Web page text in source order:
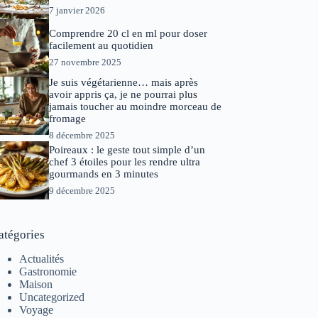
7 janvier 2026
Comprendre 20 cl en ml pour doser
facilement au quotidien
27 novembre 2025
Je suis végétarienne… mais après
avoir appris ça, je ne pourrai plus
jamais toucher au moindre morceau de
fromage
8 décembre 2025
Poireaux : le geste tout simple d’un
chef 3 étoiles pour les rendre ultra
gourmands en 3 minutes
9 décembre 2025
Actualités
Gastronomie
Maison
Uncategorized
Voyage